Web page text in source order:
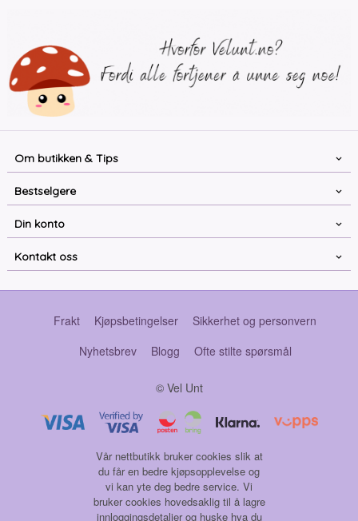
Om butikken & Tips
Bestselgere
Din konto
Kontakt oss
Frakt Kjøpsbetingelser
Sikkerhet og personvern
Nyhetsbrev
Blogg Ofte stilte spørsmål
© Vel Unt
Vår nettbutikk bruker cookies slik at
du får en bedre kjøpsopplevelse og
vi kan yte deg bedre service. Vi
bruker cookies hovedsaklig til å lagre
innloggingsdetaljer og huske hva du